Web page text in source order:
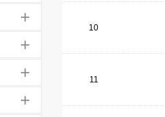
+
+
+
+
10
11